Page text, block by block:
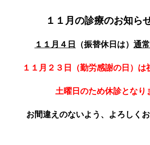
１１月の診療のお知ら
１１月４日 （振替休日は） 通
１１月２３日（勤労感謝の日）は
土曜日のため休診となり
お間違えのないよう、よろしく